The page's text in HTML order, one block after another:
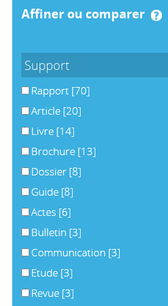
affiner ou comparer
Support
Rapport [70]
Article [20]
Livre [14]
Brochure [13]
Dossier [8]
Guide [8]
Actes [6]
Bulletin [3]
Communication [3]
Etude [3]
Revue [3]